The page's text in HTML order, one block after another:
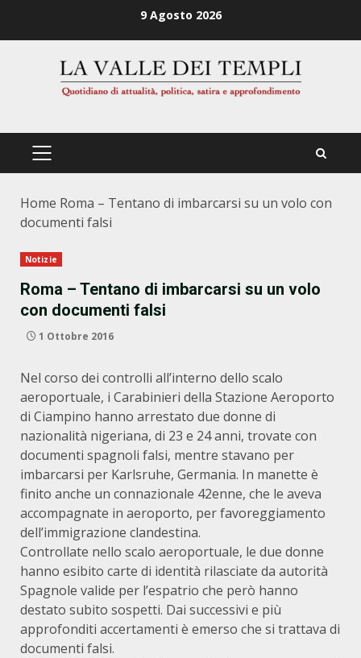
9 Agosto 2026
PRIMÄRES
Home Roma – Tentano di imbarcarsi su un volo con
documenti falsi
Notizie
Roma – Tentano di imbarcarsi su un volo
con documenti falsi
1 Ottobre 2016
Nel corso dei controlli all’interno dello scalo
aeroportuale, i Carabinieri della Stazione Aeroporto
di Ciampino hanno arrestato due donne di
nazionalità nigeriana, di 23 e 24 anni, trovate con
documenti spagnoli falsi, mentre stavano per
imbarcarsi per Karlsruhe, Germania. In manette è
finito anche un connazionale 42enne, che le aveva
accompagnate in aeroporto, per favoreggiamento
dell’immigrazione clandestina.
Controllate nello scalo aeroportuale, le due donne
hanno esibito carte di identità rilasciate da autorità
Spagnole valide per l’espatrio che però hanno
destato subito sospetti. Dai successivi e più
approfonditi accertamenti è emerso che si trattava di
documenti falsi.